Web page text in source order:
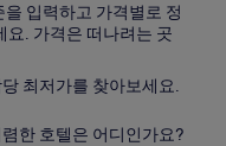
입력하고 가격별로 정
요. 가격은 떠나려는 곳
최저가를 찾아보세요.
한 호텔은 어디인가요?